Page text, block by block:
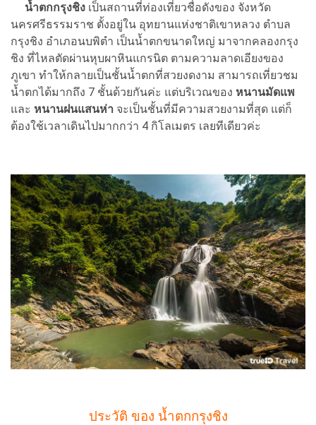
น้ำตกกรุงชิง เป็นสถานที่ท่องเที่ยวชื่อดังของ จังหวัด
นครศรีธรรมราช ตั้งอยู่ใน อุทยานแห่งชาติเขาหลวง ตำบล
กรุงชิง อำเภอนบพิตำ เป็นน้ำตกขนาดใหญ่ มาจากคลองกรุง
ชิง ที่ไหลตัดผ่านหุบผาหินแกรนิต ตามความลาดเอียงของ
ภูเขา ทำให้กลายเป็นชั้นน้ำตกที่สวยงดงาม สามารถเที่ยวชม
น้ำตกได้มากถึง 7 ชั้นด้วยกันค่ะ แต่บริเวณของ หนานมัดแพ
และ หนานฝนแสนห่า จะเป็นชั้นที่มีความสวยงามที่สุด แต่ก็
ต้องใช้เวลาเดินไปมากกว่า 4 กิโลเมตร เลยทีเดียวค่ะ
ประวัติ ของ น้ำตกกรุงชิง